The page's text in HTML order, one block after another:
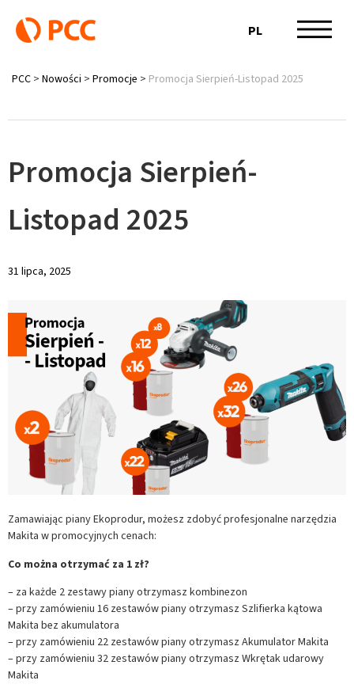
PL
PCC > Nowości > Promocje > Promocja Sierpień-Listopad 2025
Promocja Sierpień-
Listopad 2025
31 lipca, 2025
Zamawiając piany Ekoprodur, możesz zdobyć profesjonalne narzędzia
Makita w promocyjnych cenach:
Co można otrzymać za 1 zł?
– za każde 2 zestawy piany otrzymasz kombinezon
– przy zamówieniu 16 zestawów piany otrzymasz Szlifierka kątowa
Makita bez akumulatora
– przy zamówieniu 22 zestawów piany otrzymasz Akumulator Makita
– przy zamówieniu 32 zestawów piany otrzymasz Wkrętak udarowy
Makita